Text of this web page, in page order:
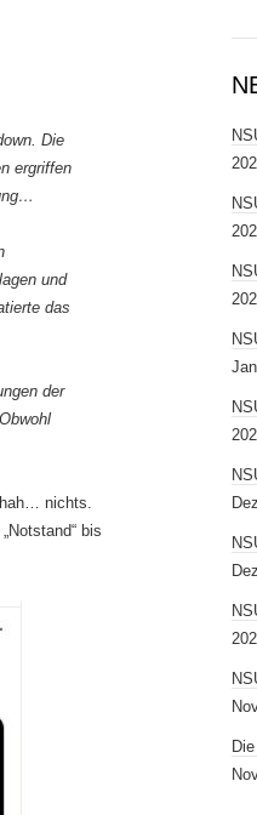
Die
ergriffen
und
das
der
nichts.
bis